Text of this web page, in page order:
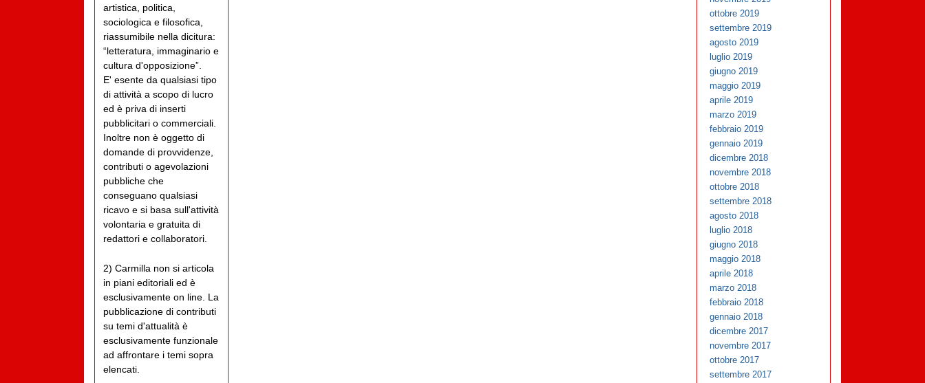
artistica, politica,
sociologica e filosofica,
riassumibile nella dicitura:
“letteratura, immaginario e
cultura d'opposizione”.
E' esente da qualsiasi tipo
di attività a scopo di lucro
ed è priva di inserti
pubblicitari o commerciali.
Inoltre non è oggetto di
domande di provvidenze,
contributi o agevolazioni
pubbliche che
conseguano qualsiasi
ricavo e si basa sull'attività
volontaria e gratuita di
redattori e collaboratori.
2) Carmilla non si articola
in piani editoriali ed è
esclusivamente on line. La
pubblicazione di contributi
su temi d'attualità è
esclusivamente funzionale
ad affrontare i temi sopra
elencati.
ottobre 2019
settembre 2019
agosto 2019
luglio 2019
giugno 2019
maggio 2019
aprile 2019
marzo 2019
febbraio 2019
gennaio 2019
dicembre 2018
novembre 2018
ottobre 2018
settembre 2018
agosto 2018
luglio 2018
giugno 2018
maggio 2018
aprile 2018
marzo 2018
febbraio 2018
gennaio 2018
dicembre 2017
novembre 2017
ottobre 2017
settembre 2017